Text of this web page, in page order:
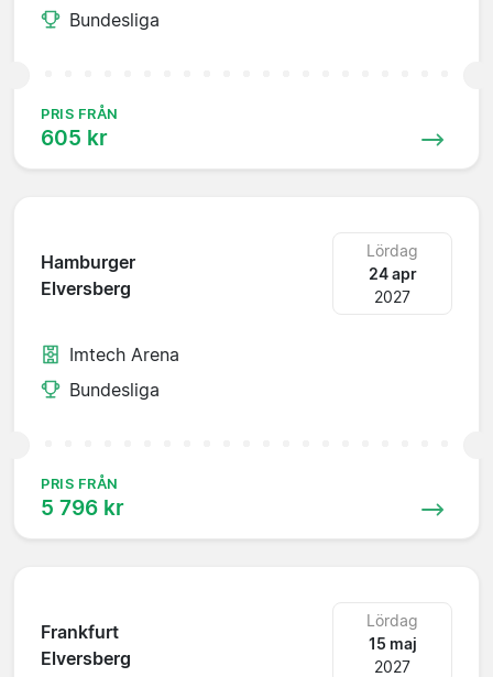
Bundesliga
PRIS FRÅN
605 kr
Hamburger
Elversberg
Lördag
24 apr
2027
Imtech Arena
Bundesliga
PRIS FRÅN
5 796 kr
Frankfurt
Elversberg
Lördag
15 maj
2027